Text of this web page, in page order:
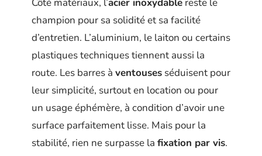
champion pour sa solidité et sa facilité
d’entretien. L’aluminium, le laiton ou certains
plastiques techniques tiennent aussi la
route. Les barres à ventouses séduisent pour
leur simplicité, surtout en location ou pour
un usage éphémère, à condition d’avoir une
surface parfaitement lisse. Mais pour la
stabilité, rien ne surpasse la fixation par vis.